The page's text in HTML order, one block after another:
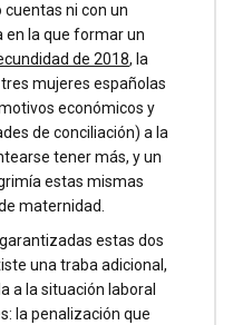
ni con un
en la que formar un
de 2018, la
mujeres españolas
económicos y
de conciliación) a la
tener más, y un
estas mismas
maternidad.
estas dos
una traba adicional,
a la situación laboral
la penalización que